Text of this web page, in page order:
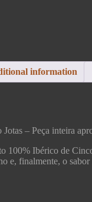
information
– Peça inteira
100% Ibérico de
e, finalmente, o